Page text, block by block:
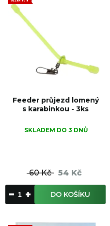
Feeder průjezd lomený
s karabinkou - 3ks
SKLADEM DO 3 DNŮ
60 Kč 54 Kč
DO KOŠÍKU